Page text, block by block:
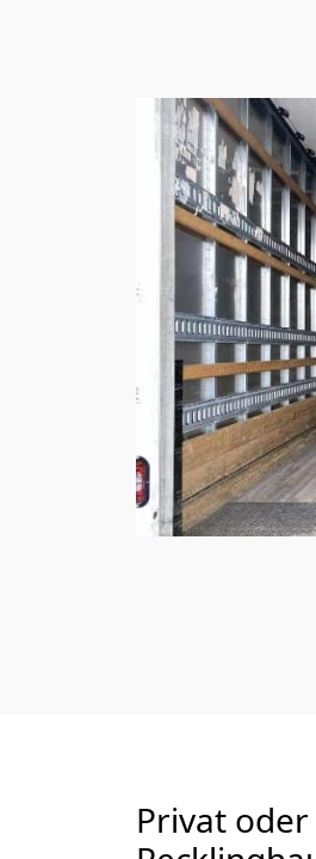
Privat